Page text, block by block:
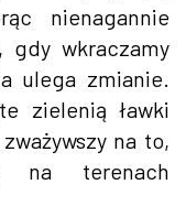
nienagannie
gdy wkraczamy
ulega zmianie.
zielenią ławki
na to,
na terenach